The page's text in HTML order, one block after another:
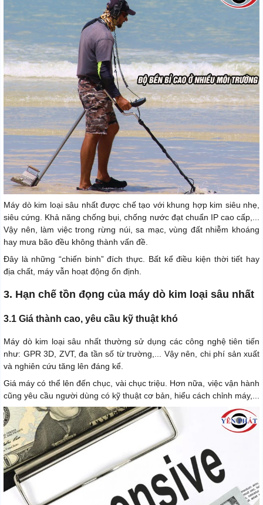
Máy dò kim loại sâu nhất được chế tạo với khung hợp kim siêu nhẹ,
siêu cứng. Khả năng chống bụi, chống nước đạt chuẩn IP cao cấp,...
Vậy nên, làm việc trong rừng núi, sa mạc, vùng đất nhiễm khoáng
hay mưa bão đều không thành vấn đề.
Đây là những “chiến binh” đích thực. Bất kể điều kiện thời tiết hay
địa chất, máy vẫn hoạt động ổn định.
3. Hạn chế tồn đọng của máy dò kim loại sâu nhất
3.1 Giá thành cao, yêu cầu kỹ thuật khó
Máy dò kim loại sâu nhất thường sử dụng các công nghệ tiên tiến
như: GPR 3D, ZVT, đa tần số từ trường,... Vậy nên, chi phí sản xuất
và nghiên cứu tăng lên đáng kể.
Giá máy có thể lên đến chục, vài chục triệu. Hơn nữa, việc vận hành
cũng yêu cầu người dùng có kỹ thuật cơ bản, hiểu cách chỉnh máy,...